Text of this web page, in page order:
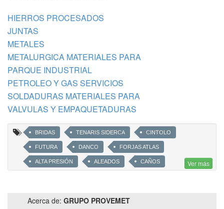
HIERROS PROCESADOS
JUNTAS
METALES
METALURGICA MATERIALES PARA
PARQUE INDUSTRIAL
PETROLEO Y GAS SERVICIOS
SOLDADURAS MATERIALES PARA
VALVULAS Y EMPAQUETADURAS
BRIDAS TENARIS SIDERCA CINTOLO
FUTURA DANCO FORJAS ATLAS
ALTA PRESIÓN ALEADOS CAÑOS
JUNTAS NIPLES WELDOLET
Ver más
Acerca de: GRUPO PROVEMET